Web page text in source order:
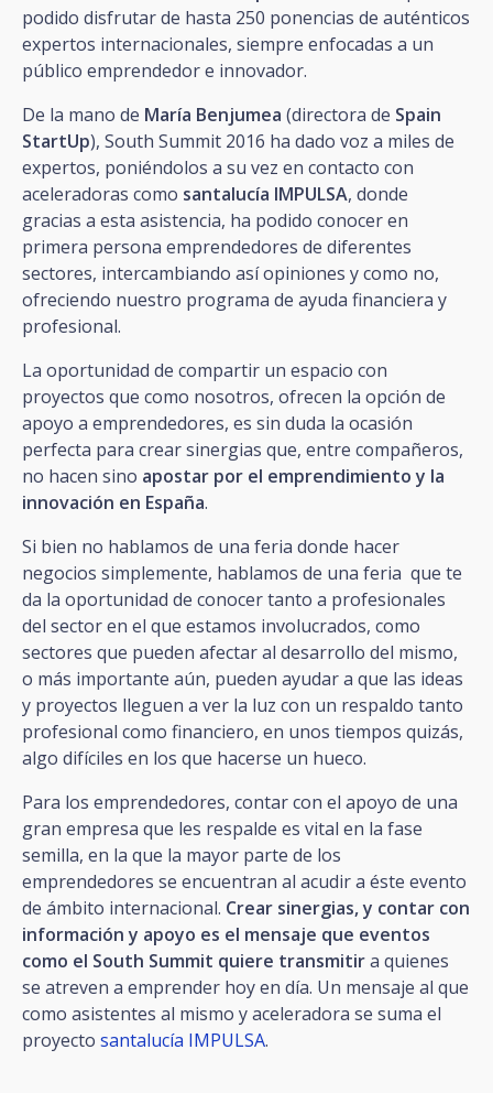
podido disfrutar de hasta 250 ponencias de auténticos
expertos internacionales, siempre enfocadas a un
público emprendedor e innovador.
De la mano de María Benjumea (directora de Spain
StartUp), South Summit 2016 ha dado voz a miles de
expertos, poniéndolos a su vez en contacto con
aceleradoras como santalucía IMPULSA, donde
gracias a esta asistencia, ha podido conocer en
primera persona emprendedores de diferentes
sectores, intercambiando así opiniones y como no,
ofreciendo nuestro programa de ayuda financiera y
profesional.
La oportunidad de compartir un espacio con
proyectos que como nosotros, ofrecen la opción de
apoyo a emprendedores, es sin duda la ocasión
perfecta para crear sinergias que, entre compañeros,
no hacen sino apostar por el emprendimiento y la
innovación en España.
Si bien no hablamos de una feria donde hacer
negocios simplemente, hablamos de una feria que te
da la oportunidad de conocer tanto a profesionales
del sector en el que estamos involucrados, como
sectores que pueden afectar al desarrollo del mismo,
o más importante aún, pueden ayudar a que las ideas
y proyectos lleguen a ver la luz con un respaldo tanto
profesional como financiero, en unos tiempos quizás,
algo difíciles en los que hacerse un hueco.
Para los emprendedores, contar con el apoyo de una
gran empresa que les respalde es vital en la fase
semilla, en la que la mayor parte de los
emprendedores se encuentran al acudir a éste evento
de ámbito internacional. Crear sinergias, y contar con
información y apoyo es el mensaje que eventos
como el South Summit quiere transmitira quienes
se atreven a emprender hoy en día. Un mensaje al que
como asistentes al mismo y aceleradora se suma el
proyecto santalucía IMPULSA.